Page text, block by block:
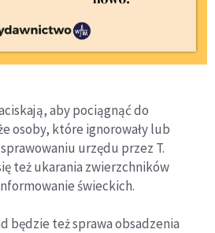
aby pociągnąć do
osoby, które ignorowały lub
urzędu przez T.
też ukarania zwierzchników
świeckich.
będzie też sprawa obsadzenia